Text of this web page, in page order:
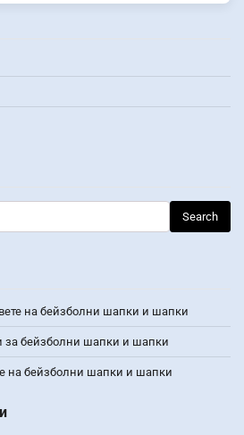
на бейзболни шапки и шапки
за бейзболни шапки и шапки
на бейзболни шапки и шапки